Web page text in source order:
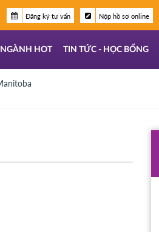
Đăng ký tư vấn Nộp hồ sơ online
NGÀNH HOT TIN TỨC - HỌC BỔNG